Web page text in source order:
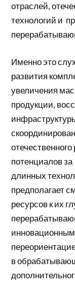
отраслей,
технологий и
Именно это
развития
увеличения
продукции,
потенциалов
длинных
предполагает
ресурсов к их
в